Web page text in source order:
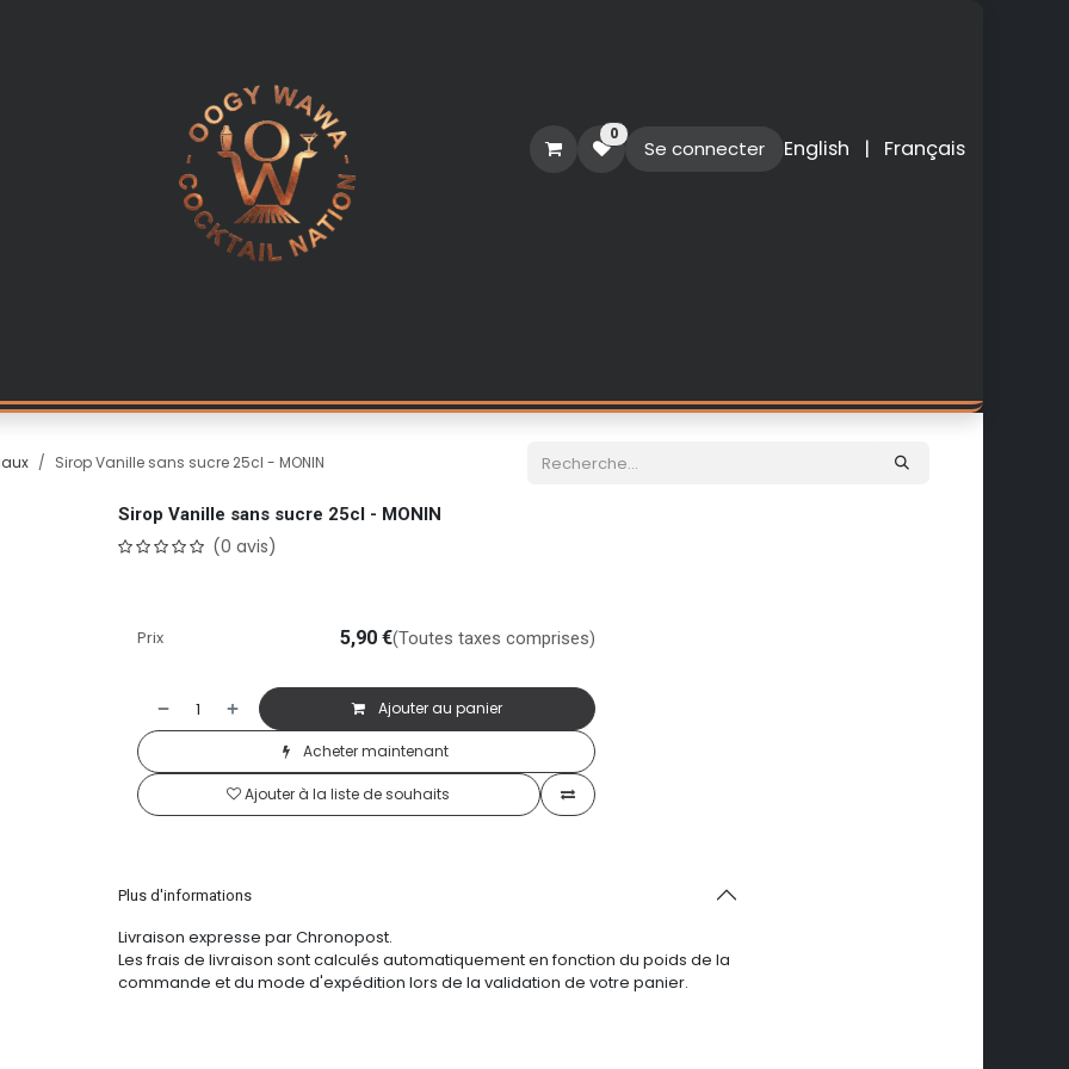
0
Se connecter English | Français
Sirop Vanille sans sucre 25cl - MONIN
Sirop Vanille sans sucre 25cl - MONIN
(0 avis)
Ajouter au panier
Acheter maintenant
Ajouter à la liste de souhaits
Prix 5,90€(Toutes taxes comprises)
Plus d'informations
Livraison expresse par Chronopost.
Les frais de livraison sont calculés automatiquement en fonction du poids de la
commande et du mode d'expédition lors de la validation de votre panier.